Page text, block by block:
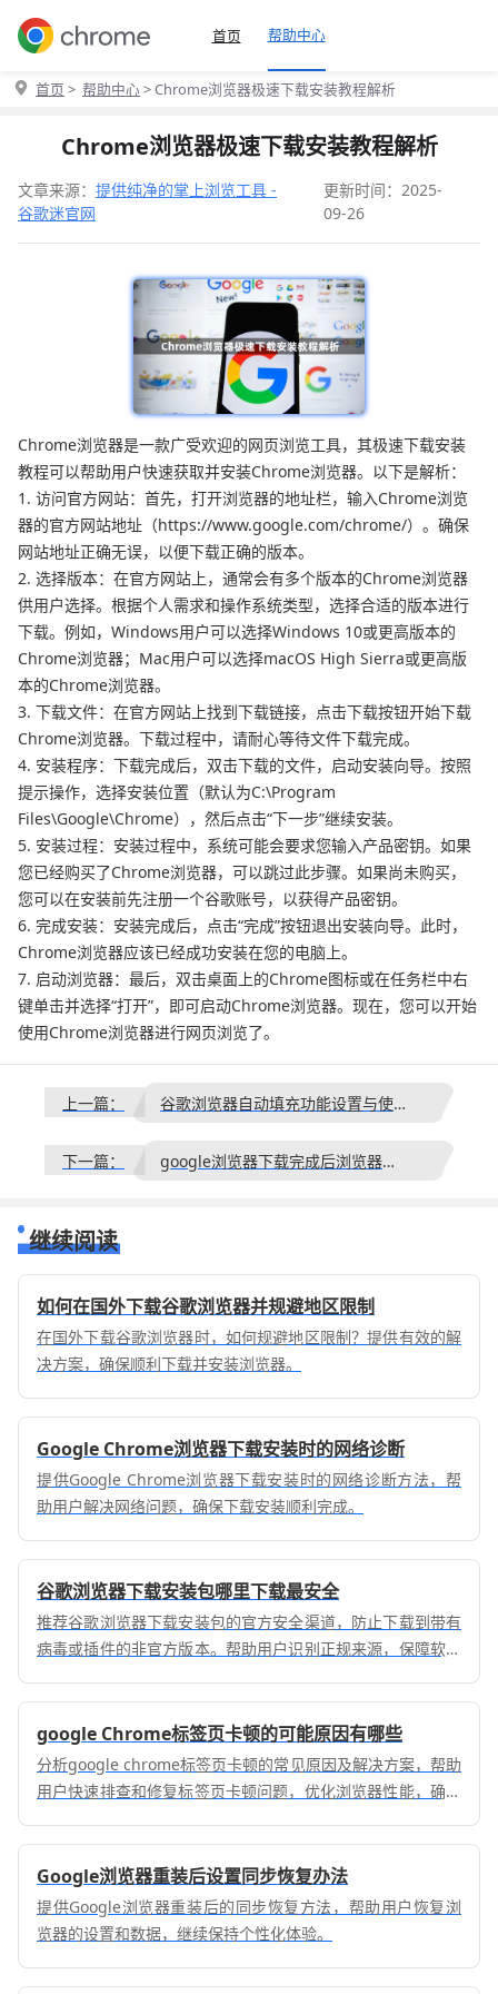
首页 帮助中心
首页 > 帮助中心> Chrome浏览器极速下载安装教程解析
Chrome浏览器极速下载安装教程解析
文章来源： 提供纯净的掌上浏览工具 -
谷歌迷官网
更新时间：2025-
09-26
Chrome浏览器是一款广受欢迎的网页浏览工具，其极速下载安装
教程可以帮助用户快速获取并安装Chrome浏览器。以下是解析：
1. 访问官方网站：首先，打开浏览器的地址栏，输入Chrome浏览
器的官方网站地址（https://www.google.com/chrome/）。确保
网站地址正确无误，以便下载正确的版本。
2. 选择版本：在官方网站上，通常会有多个版本的Chrome浏览器
供用户选择。根据个人需求和操作系统类型，选择合适的版本进行
下载。例如，Windows用户可以选择Windows 10或更高版本的
Chrome浏览器；Mac用户可以选择macOS High Sierra或更高版
本的Chrome浏览器。
3. 下载文件：在官方网站上找到下载链接，点击下载按钮开始下载
Chrome浏览器。下载过程中，请耐心等待文件下载完成。
4. 安装程序：下载完成后，双击下载的文件，启动安装向导。按照
提示操作，选择安装位置（默认为C:\Program
Files\Google\Chrome），然后点击“下一步”继续安装。
5. 安装过程：安装过程中，系统可能会要求您输入产品密钥。如果
您已经购买了Chrome浏览器，可以跳过此步骤。如果尚未购买，
您可以在安装前先注册一个谷歌账号，以获得产品密钥。
6. 完成安装：安装完成后，点击“完成”按钮退出安装向导。此时，
Chrome浏览器应该已经成功安装在您的电脑上。
7. 启动浏览器：最后，双击桌面上的Chrome图标或在任务栏中右
键单击并选择“打开”，即可启动Chrome浏览器。现在，您可以开始
使用Chrome浏览器进行网页浏览了。
上一篇： 谷歌浏览器自动填充功能设置与使用教程
下一篇： google浏览器下载完成后浏览器缓存优化高级配置操作
继续阅读
如何在国外下载谷歌浏览器并规避地区限制
在国外下载谷歌浏览器时，如何规避地区限制？提供有效的解
决方案，确保顺利下载并安装浏览器。
Google Chrome浏览器下载安装时的网络诊断
提供Google Chrome浏览器下载安装时的网络诊断方法，帮
助用户解决网络问题，确保下载安装顺利完成。
谷歌浏览器下载安装包哪里下载最安全
推荐谷歌浏览器下载安装包的官方安全渠道，防止下载到带有
病毒或插件的非官方版本。帮助用户识别正规来源，保障软件
google Chrome标签页卡顿的可能原因有哪些
分析google chrome标签页卡顿的常见原因及解决方案，帮助
用户快速排查和修复标签页卡顿问题，优化浏览器性能，确保
Google浏览器重装后设置同步恢复办法
提供Google浏览器重装后的同步恢复方法，帮助用户恢复浏
览器的设置和数据，继续保持个性化体验。